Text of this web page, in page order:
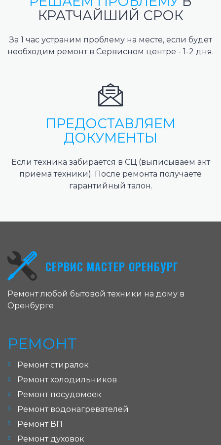
КРАТЧАЙШИЙ СРОК
За 1 час устраним проблему на месте, если будет
необходим ремонт в Сервисном центре - 1-2 дня.
ПРЕДОСТАВЛЯЕМ
ДОКУМЕНТЫ
Если техника забирается в СЦ (выписываем акт
приема техники). После ремонта получаете
гарантийный талон.
СЕРВИС МАСТЕР ОРЕНБУРГ
Ремонт любой бытовой техники на дому в
Оренбурге
РЕМОНТ
Ремонт стиралок
Ремонт холодильников
Ремонт посудомоек
Ремонт водонагревателей
Ремонт ВП
Ремонт духовок